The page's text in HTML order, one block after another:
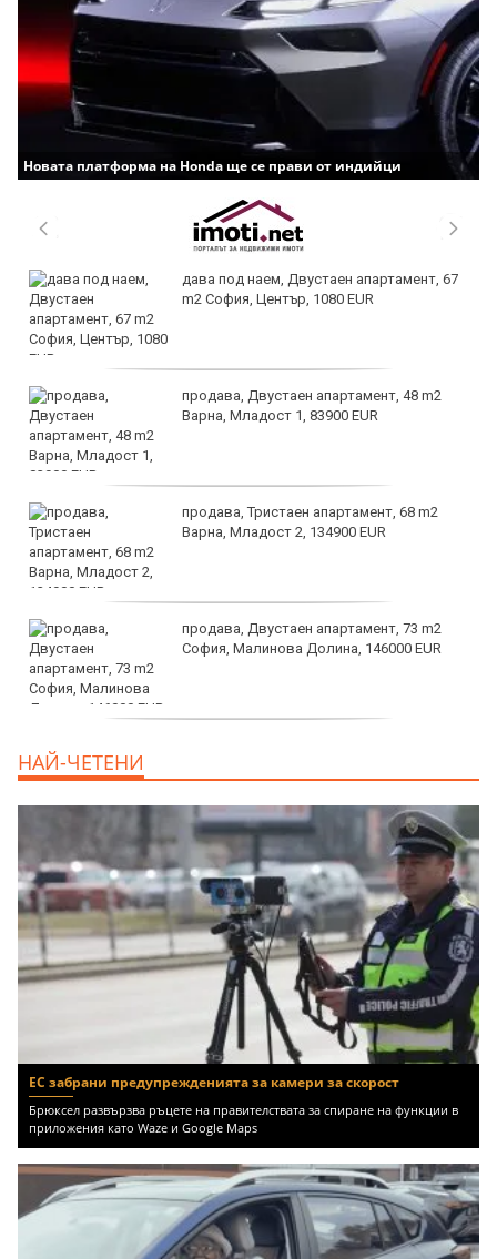
Новата платформа на Honda ще се прави от индийци
дава под наем, Двустаен апартамент, 67
m2 София, Център, 1080 EUR
продава, Двустаен апартамент, 48 m2
Варна, Младост 1, 83900 EUR
продава, Тристаен апартамент, 68 m2
Варна, Младост 2, 134900 EUR
продава, Двустаен апартамент, 73 m2
София, Малинова Долина, 146000 EUR
НАЙ-ЧЕТЕНИ
ЕС забрани предупрежденията за камери за скорост
Брюксел развързва ръцете на правителствата за спиране на функции в
приложения като Waze и Google Maps